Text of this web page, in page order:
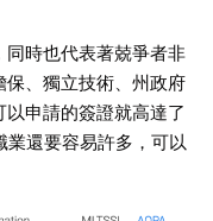
時也代表著兢爭者非
、獨立技術、州政府
申請的簽證就高達了
業還要容易許多，可以